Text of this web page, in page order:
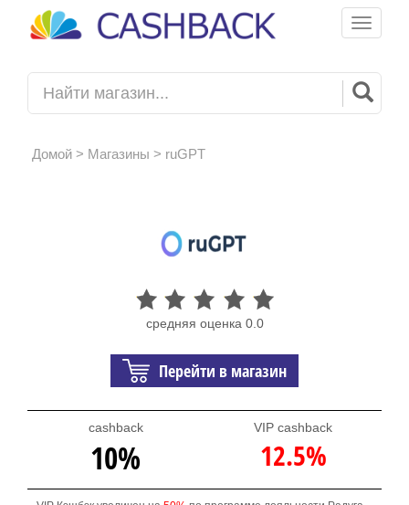
Toggle
Домой> Магазины > ruGPT
средняя оценка 0.0
Перейти в магазин
cashback
10%
VIP cashback
12.5%